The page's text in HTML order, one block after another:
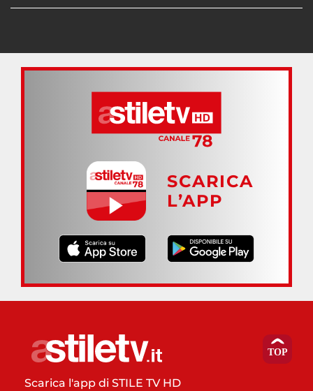
SCARICA
L’APP
Scarica l'app di STILE TV HD